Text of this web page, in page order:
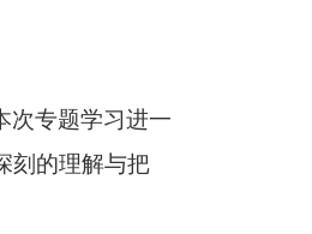
次专题学习进一
刻的理解与把